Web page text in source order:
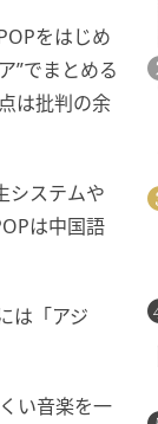
をはじめ
”でまとめる
は批判の余
システムや
は中国語
は「アジ
い音楽を一